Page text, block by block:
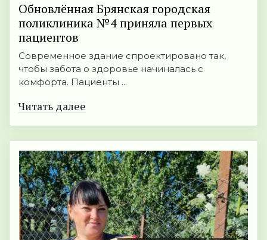
Обновлённая Брянская городская
поликлиника №4 приняла первых
пациентов
Современное здание спроектировано так,
чтобы забота о здоровье начиналась с
комфорта. Пациенты ...
Читать далее